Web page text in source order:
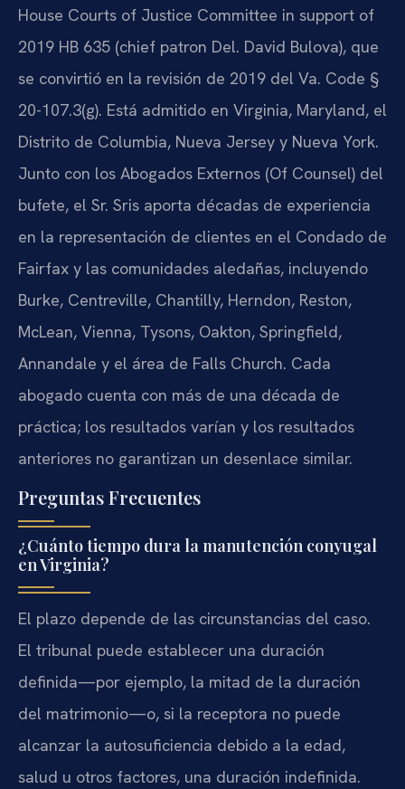
House Courts of Justice Committee in support of
2019 HB 635 (chief patron Del. David Bulova), que
se convirtió en la revisión de 2019 del Va. Code §
20-107.3(g). Está admitido en Virginia, Maryland, el
Distrito de Columbia, Nueva Jersey y Nueva York.
Junto con los Abogados Externos (Of Counsel) del
bufete, el Sr. Sris aporta décadas de experiencia
en la representación de clientes en el Condado de
Fairfax y las comunidades aledañas, incluyendo
Burke, Centreville, Chantilly, Herndon, Reston,
McLean, Vienna, Tysons, Oakton, Springfield,
Annandale y el área de Falls Church. Cada
abogado cuenta con más de una década de
práctica; los resultados varían y los resultados
anteriores no garantizan un desenlace similar.
Preguntas Frecuentes
¿Cuánto tiempo dura la manutención conyugal
en Virginia?
El plazo depende de las circunstancias del caso.
El tribunal puede establecer una duración
definida—por ejemplo, la mitad de la duración
del matrimonio—o, si la receptora no puede
alcanzar la autosuficiencia debido a la edad,
salud u otros factores, una duración indefinida.